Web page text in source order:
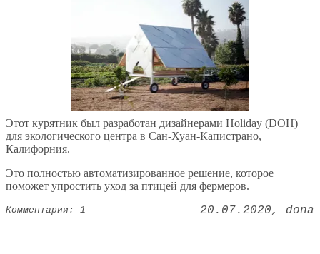
Этот курятник был разработан дизайнерами Holiday (DOH)
для экологического центра в Сан-Хуан-Капистрано,
Калифорния.
Это полностью автоматизированное решение, которое
поможет упростить уход за птицей для фермеров.
Комментарии: 1 20.07.2020 dona